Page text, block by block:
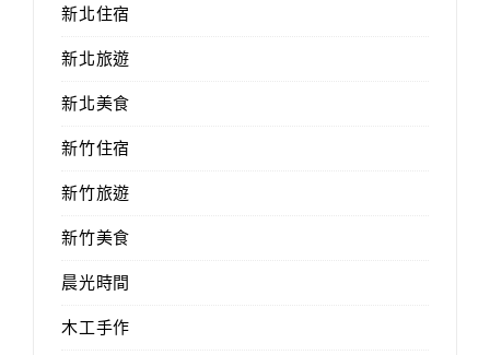
新北住宿
新北旅遊
新北美食
新竹住宿
新竹旅遊
新竹美食
晨光時間
木工手作